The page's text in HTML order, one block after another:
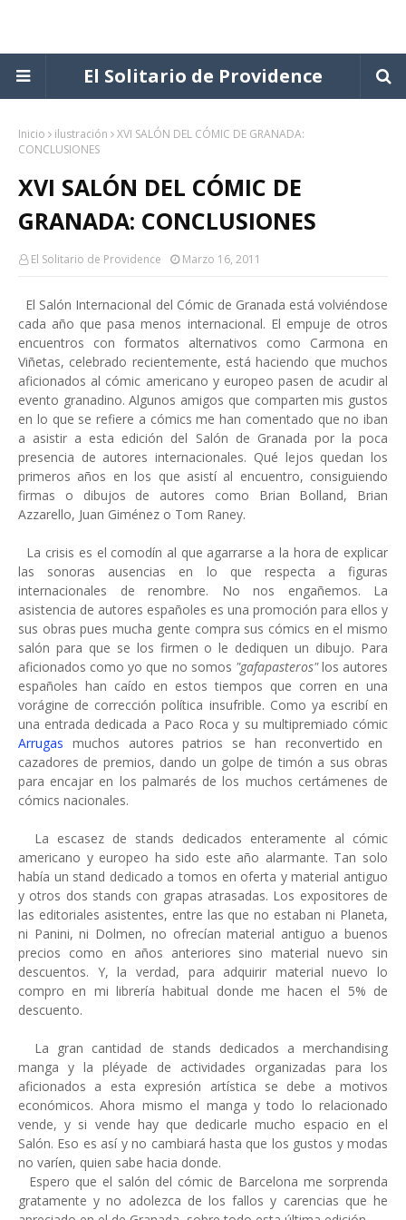
El Solitario de Providence
Inicio ilustración
XVI SALÓN DEL CÓMIC DE GRANADA:
CONCLUSIONES
XVI SALÓN DEL CÓMIC DE
GRANADA: CONCLUSIONES
El Solitario de Providence Marzo 16, 2011
El Salón Internacional del Cómic de Granada está volviéndose
cada año que pasa menos internacional. El empuje de otros
encuentros con formatos alternativos como Carmona en
Viñetas, celebrado recientemente, está haciendo que muchos
aficionados al cómic americano y europeo pasen de acudir al
evento granadino. Algunos amigos que comparten mis gustos
en lo que se refiere a cómics me han comentado que no iban
a asistir a esta edición del Salón de Granada por la poca
presencia de autores internacionales. Qué lejos quedan los
primeros años en los que asistí al encuentro, consiguiendo
firmas o dibujos de autores como Brian Bolland, Brian
Azzarello, Juan Giménez o Tom Raney.
La crisis es el comodín al que agarrarse a la hora de explicar
las sonoras ausencias en lo que respecta a figuras
internacionales de renombre. No nos engañemos. La
asistencia de autores españoles es una promoción para ellos y
sus obras pues mucha gente compra sus cómics en el mismo
salón para que se los firmen o le dediquen un dibujo. Para
aficionados como yo que no somos "gafapasteros"los autores
españoles han caído en estos tiempos que corren en una
vorágine de corrección política insufrible. Como ya escribí en
una entrada dedicada a Paco Roca y su multipremiado cómic
Arrugas muchos autores patrios se han reconvertido en
cazadores de premios, dando un golpe de timón a sus obras
para encajar en los palmarés de los muchos certámenes de
cómics nacionales.
La escasez de stands dedicados enteramente al cómic
americano y europeo ha sido este año alarmante. Tan solo
había un stand dedicado a tomos en oferta y material antiguo
y otros dos stands con grapas atrasadas. Los expositores de
las editoriales asistentes, entre las que no estaban ni Planeta,
ni Panini, ni Dolmen, no ofrecían material antiguo a buenos
precios como en años anteriores sino material nuevo sin
descuentos. Y, la verdad, para adquirir material nuevo lo
compro en mi librería habitual donde me hacen el 5% de
descuento.
La gran cantidad de stands dedicados a merchandising
manga y la pléyade de actividades organizadas para los
aficionados a esta expresión artística se debe a motivos
económicos. Ahora mismo el manga y todo lo relacionado
vende, y si vende hay que dedicarle mucho espacio en el
Salón. Eso es así y no cambiará hasta que los gustos y modas
no varíen, quien sabe hacia donde.
Espero que el salón del cómic de Barcelona me sorprenda
gratamente y no adolezca de los fallos y carencias que he